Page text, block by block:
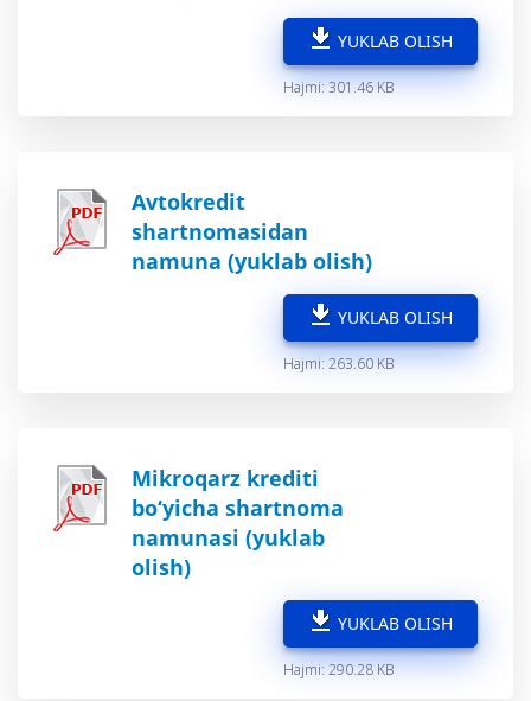
YUKLAB OLISH
Hajmi: 301.46 KB
Avtokredit
shartnomasidan
namuna (yuklab olish)
YUKLAB OLISH
Hajmi: 263.60 KB
Mikroqarz krediti
bo‘yicha shartnoma
namunasi (yuklab
olish)
YUKLAB OLISH
Hajmi: 290.28 KB